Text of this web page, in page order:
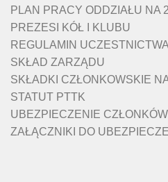
PLAN PRACY ODDZIAŁU NA
PREZESI KÓŁ I KLUBU
REGULAMIN
SKŁAD ZARZĄDU
SKŁADKI CZŁONKOWSKIE
STATUT PTTK
UBEZPIECZENIE CZŁONKÓW
ZAŁĄCZNIKI DO